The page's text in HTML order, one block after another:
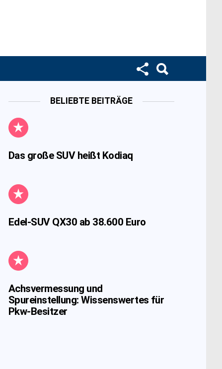
BELIEBTE BEITRÄGE
Das große SUV heißt Kodiaq
Edel-SUV QX30 ab 38.600 Euro
Achsvermessung und
Spureinstellung: Wissenswertes für
Pkw-Besitzer